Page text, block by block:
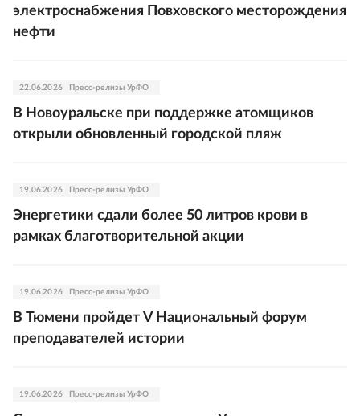
электроснабжения Повховского месторождения
нефти
22.06.2026 Пресс-релизы УрФО
В Новоуральске при поддержке атомщиков
открыли обновленный городской пляж
19.06.2026 Пресс-релизы УрФО
Энергетики сдали более 50 литров крови в
рамках благотворительной акции
19.06.2026 Пресс-релизы УрФО
В Тюмени пройдет V Национальный форум
преподавателей истории
19.06.2026 Пресс-релизы УрФО